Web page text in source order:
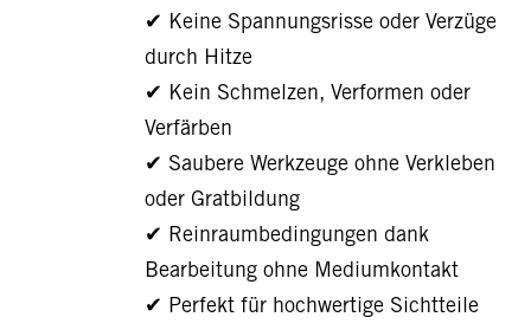
✔ Keine Spannungsrisse oder Verzüge
durch Hitze
✔ Kein Schmelzen, Verformen oder
Verfärben
✔ Saubere Werkzeuge ohne Verkleben
oder Gratbildung
✔ Reinraumbedingungen dank
Bearbeitung ohne Mediumkontakt
✔ Perfekt für hochwertige Sichtteile